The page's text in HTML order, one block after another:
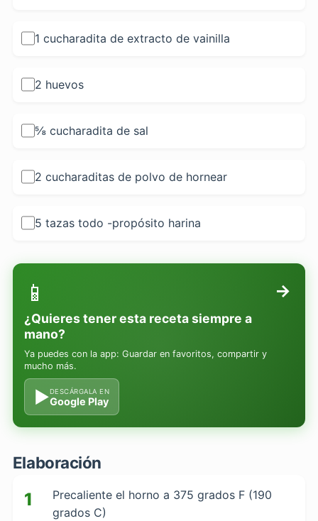
1 cucharadita de extracto de vainilla
2 huevos
⅝ cucharadita de sal
2 cucharaditas de polvo de hornear
5 tazas todo -propósito harina
📱
¿Quieres tener esta receta siempre a
mano?
Ya puedes con la app: Guardar en favoritos, compartir y
mucho más.
▶DESCÁRGALA EN
Google Play
→
Elaboración
1
Precaliente el horno a 375 grados F (190
grados C)